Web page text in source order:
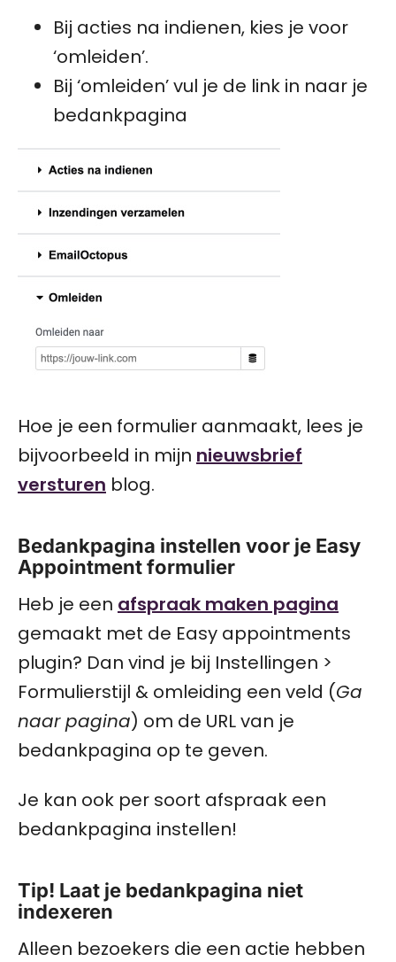
Bij acties na indienen, kies je voor
‘omleiden’.
Bij ‘omleiden’ vul je de link in naar je
bedankpagina
Hoe je een formulier aanmaakt, lees je
bijvoorbeeld in mijn nieuwsbrief
versturen blog.
Bedankpagina instellen voor je Easy
Appointment formulier
Heb je een afspraak maken pagina
gemaakt met de Easy appointments
plugin? Dan vind je bij Instellingen >
Formulierstijl & omleiding een veld (Ga
naar pagina) om de URL van je
bedankpagina op te geven.
Je kan ook per soort afspraak een
bedankpagina instellen!
Tip! Laat je bedankpagina niet
indexeren
Alleen bezoekers die een actie hebben